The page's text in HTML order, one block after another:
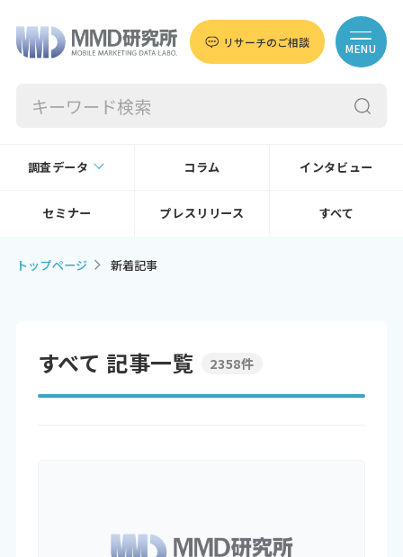
リサーチのご相談 MENU
調査データ コラム インタビュー
セミナー プレスリリース すべて
トップページ 新着記事
すべて 記事一覧 2358件